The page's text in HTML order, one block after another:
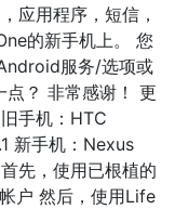
应用程序，短信，
的新手机上。 您
服务/选项或
点？ 非常感谢！ 更
手机：HTC
新手机：Nexus
先，使用已根植的
户 然后，使用Life